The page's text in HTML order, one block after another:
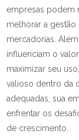
empresas podem
melhorar a
mercadorias.
influenciam o
maximizar seu
valioso dentro da
adequadas, sua
enfrentar os
de crescimento.